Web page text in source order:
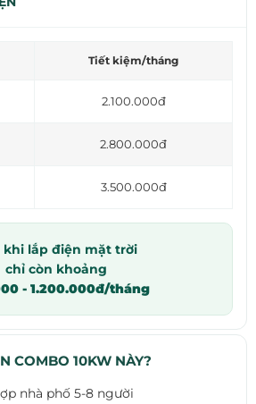
Tiết kiệm/tháng
2.100.000đ
2.800.000đ
3.500.000đ
khi lắp điện mặt trời
chỉ còn khoảng
- 1.200.000đ/tháng
COMBO 10KW NÀY?
nhà phố 5-8 người